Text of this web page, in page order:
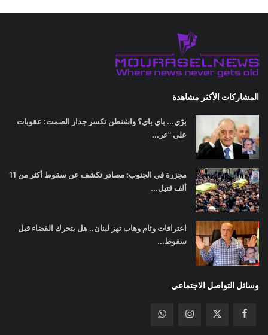
المشاركات الأكثر مشاهدة
برّي... باي باي؟ واشنطن تكسر جدار الصمت: عقوبات
على "عر...
مجزرة في الجنوب: مصادر تكشف عن سقوط أكثر من 11
ألف قتيل...
اعترافات وئام وهاب تهز لبنان.. هل يتحرك القضاء قبل
سقوط...
وسائل التواصل الاجتماعي